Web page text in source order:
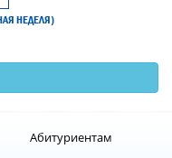
НЕДЕЛЯ)
Абитуриентам